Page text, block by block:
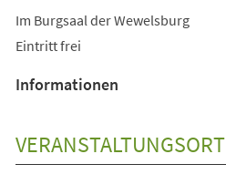
Im Burgsaal der Wewelsburg
Eintritt frei
Informationen
VERANSTALTUNGSORT